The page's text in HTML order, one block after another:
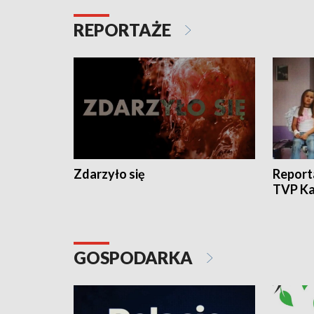
REPORTAŻE
Zdarzyło się
TVP
GOSPODARKA